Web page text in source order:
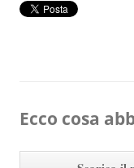
Ecco cosa